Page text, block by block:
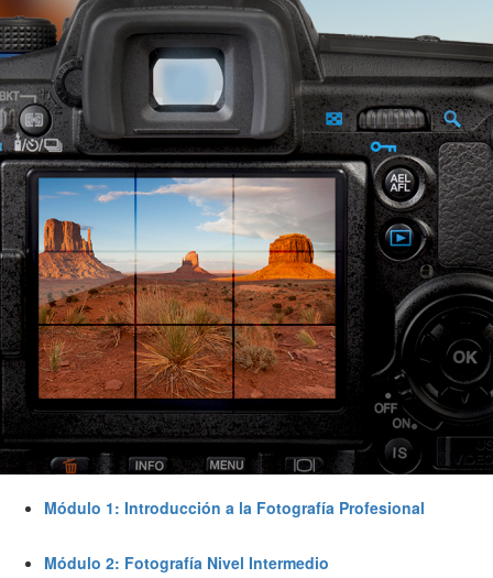
Módulo 1: Introducción a la Fotografía Profesional
Módulo 2: Fotografía Nivel Intermedio